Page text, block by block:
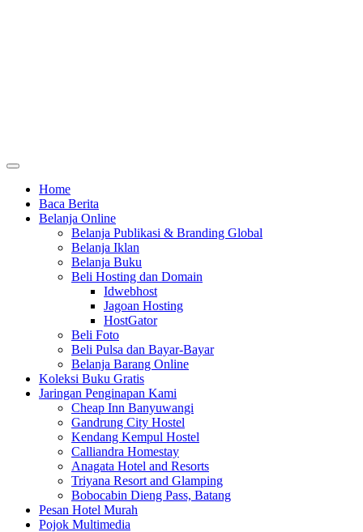
Home
Baca Berita
Belanja Online
Belanja Publikasi & Branding Global
Belanja Iklan
Belanja Buku
Beli Hosting dan Domain
Idwebhost
Jagoan Hosting
HostGator
Beli Foto
Beli Pulsa dan Bayar-Bayar
Belanja Barang Online
Koleksi Buku Gratis
Jaringan Penginapan Kami
Cheap Inn Banyuwangi
Gandrung City Hostel
Kendang Kempul Hostel
Calliandra Homestay
Anagata Hotel and Resorts
Triyana Resort and Glamping
Bobocabin Dieng Pass, Batang
Pesan Hotel Murah
Pojok Multimedia